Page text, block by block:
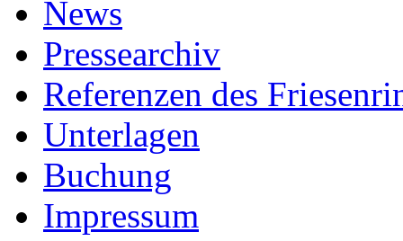
News
Pressearchiv
Referenzen des
Unterlagen
Buchung
Impressum